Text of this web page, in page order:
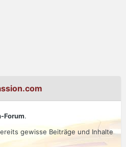
Forum.
gewisse Beiträge und Inhalte